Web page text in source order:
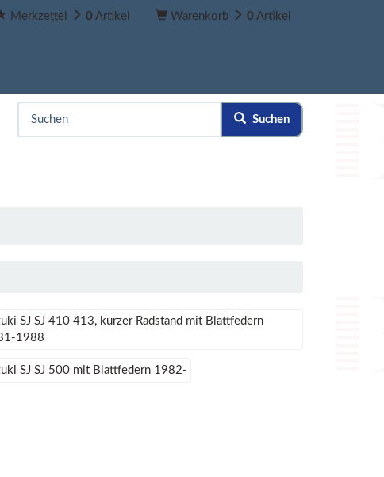
Merkzettel 0 Artikel Warenkorb 0 Artikel
Suchen
SJ SJ 410 413, kurzer Radstand mit Blattfedern
1988
SJ SJ 500 mit Blattfedern 1982-